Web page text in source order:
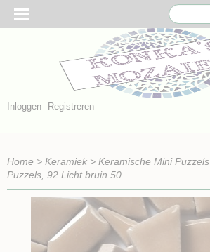
Inloggen Registreren
Home > Keramiek > Keramische Mini Puzzels
Puzzels, 92 Licht bruin 50